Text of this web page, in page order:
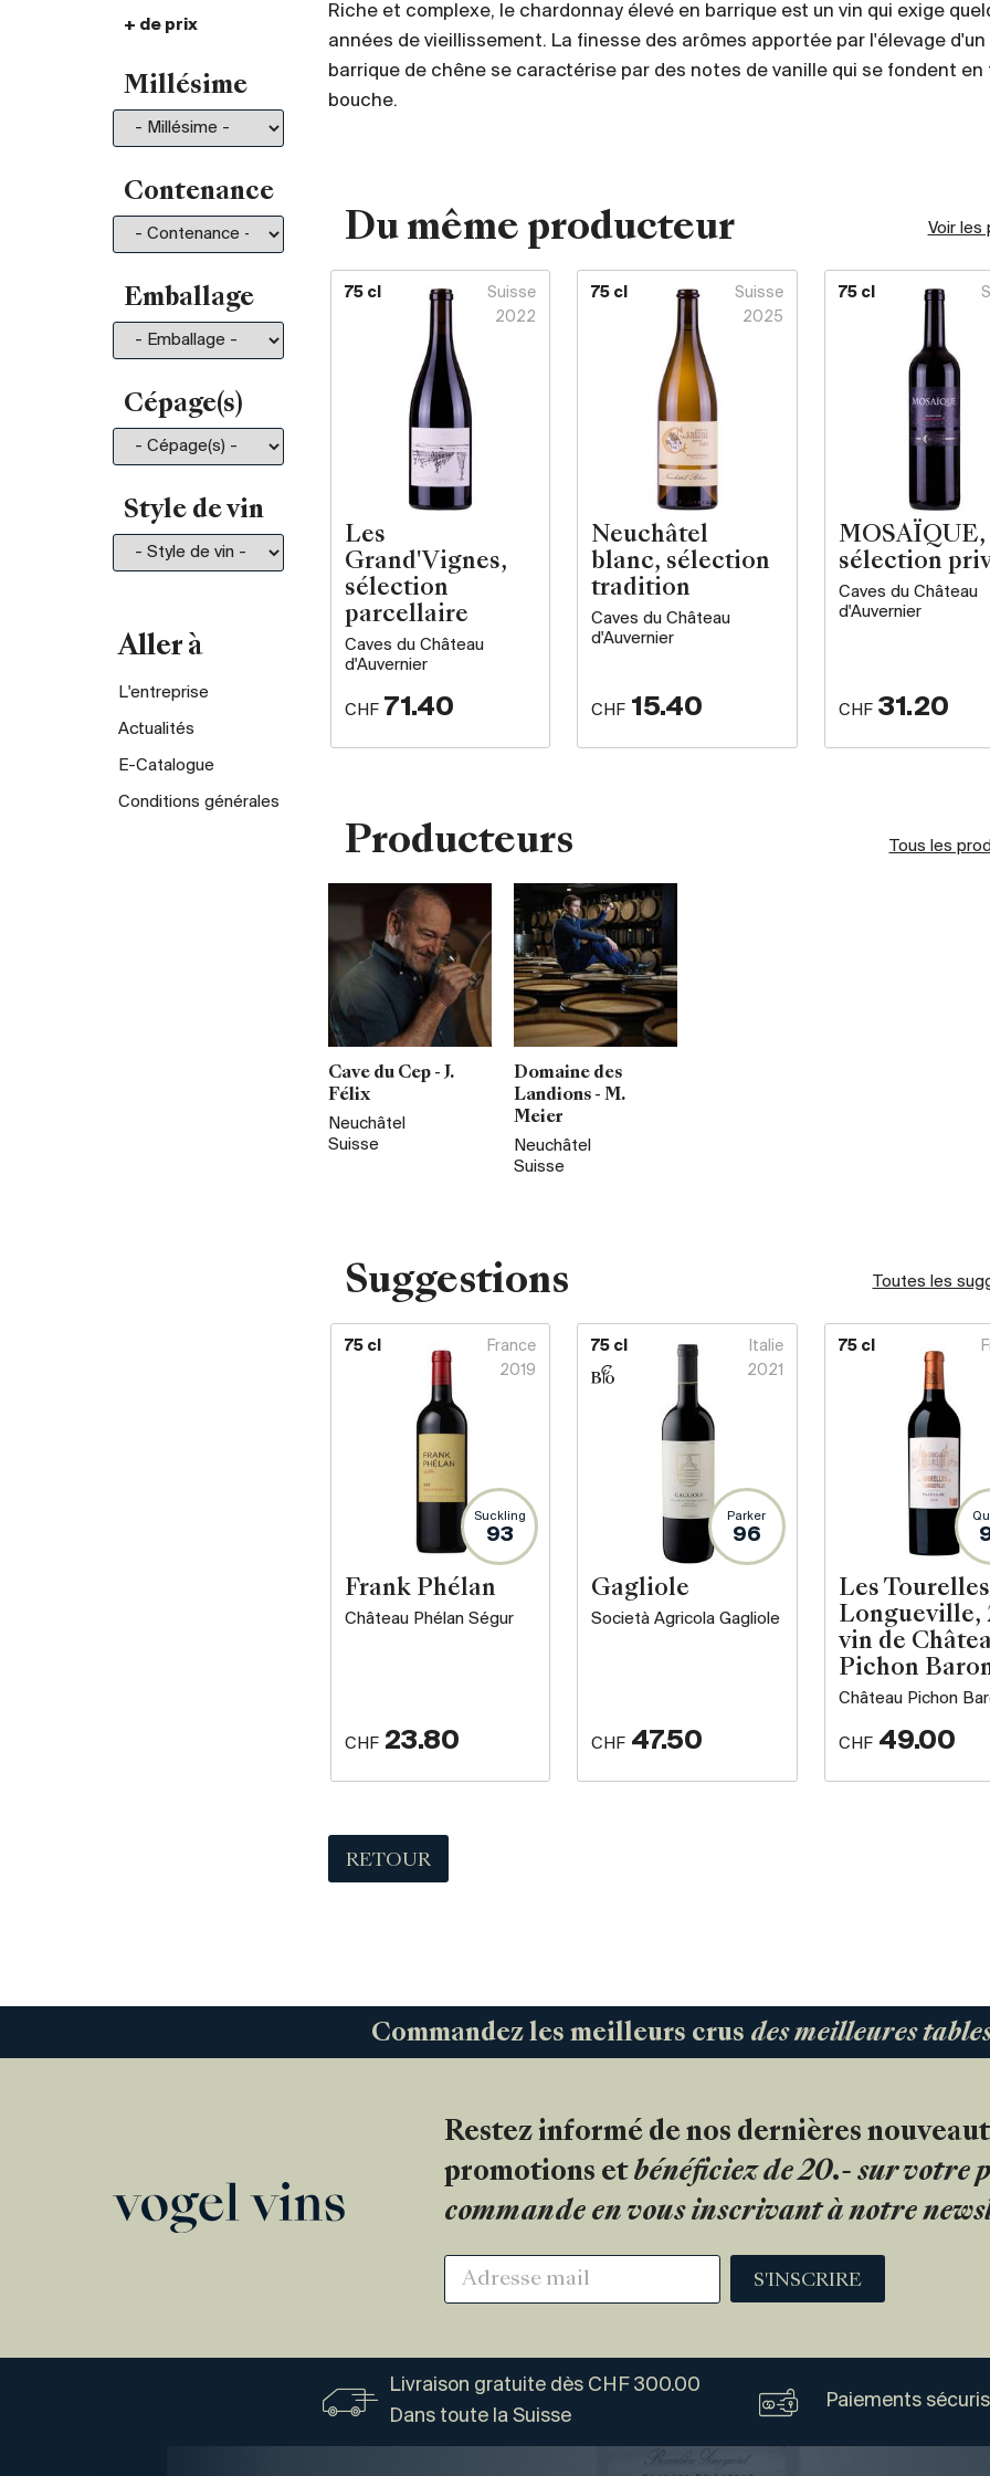
De 30.- à 35.-
De 50.- à 75.-
De 75.- à 100.-
130
De 150.- à 200.-
Plus de 200.-
210
+ de prix
Millésime
Contenance
Emballage
Cépage(s)
Style de vin
Aller à
L'entreprise
Actualités
E-Catalogue
Conditions générales
Riche et complexe, le chardonnay élevé en barrique est un vin qui exige
années de vieillissement. La finesse des arômes apportée par l'élevage d'un
barrique de chêne se caractérise par des notes de vanille qui se fondent en
bouche.
Du même producteur Voir les
75 cl
Suisse
2022
Les
Grand'Vignes,
sélection
parcellaire
Caves du Château
d'Auvernier
CHF 71.40
75 cl
Suisse
2025
Neuchâtel
blanc, sélection
tradition
Caves du Château
d'Auvernier
CHF 15.40
75 cl
MOSAÏQUE,
sélection
Caves du Château
d'Auvernier
CHF 31.20
Producteurs Tous les
Cave du Cep - J.
Félix
Neuchâtel
Suisse
Domaine des
Landions - M.
Meier
Neuchâtel
Suisse
Suggestions Toutes les
75 cl
France
2019
Suckling
93
Frank Phélan
Château Phélan Ségur
CHF 23.80
75 cl
Italie
2021
Parker
96
Gagliole
Società Agricola Gagliole
CHF 47.50
75 cl
Les
Longueville,
vin de
Pichon
Château Pichon
CHF 49.00
RETOUR
Commandez les meilleurs crus des meilleures
Restez informé de nos dernières
promotions et bénéficiez de 20.- sur votre
commande en vous inscrivant à notre
S'INSCRIRE
Livraison gratuite dès CHF 300.00
Dans toute la Suisse
Paiements
Vogel